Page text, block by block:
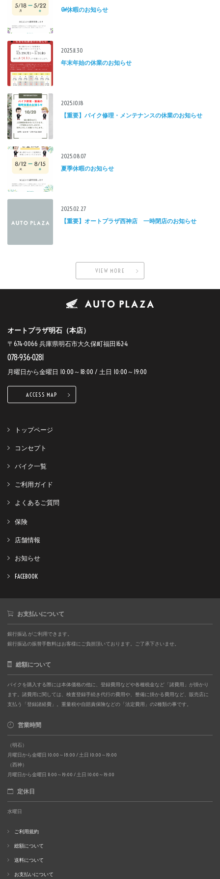
GW休暇のお知らせ
2025.11.30
年末年始の休業のお知らせ
2025.10.18
【重要】バイク修理・メンテナンスの休業のお知らせ
2025.08.07
夏季休暇のお知らせ
2025.02.27
【重要】オートプラザ西神店 一時閉店のお知らせ
VIEW MORE
オートプラザ明石（本店）
〒674-0066 兵庫県明石市大久保町福田162-4
078-936-0281
月曜日から金曜日 10:00～18:00 / 土日 10:00～19:00
ACCESS MAP
トップページ
コンセプト
バイク一覧
ご利用ガイド
よくあるご質問
保険
店舗情報
お知らせ
FACEBOOK
お支払いについて
銀行振込 がご利用できます。
銀行振込の振替手数料はお客様にご負担頂いております。ご了承下さいませ。
総額について
バイクを購入する際には本体価格の他に、登録費用などや各種税金など「諸費用」が掛かり
ます。諸費用に関しては、検査登録手続き代行の費用や、整備に掛かる費用など、販売店に
支払う「登録諸経費」。重量税や自賠責保険などの「法定費用」の2種類の事です。
営業時間
（明石）
月曜日から金曜日 10:00～18:00 / 土日 10:00～19:00
（西神）
月曜日から金曜日 11:00～19:00 / 土日 10:00～19:00
定休日
水曜日
ご利用規約
総額について
送料について
お支払いについて